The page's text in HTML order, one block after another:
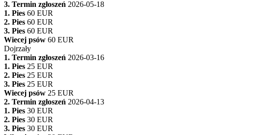
3. Termin zgłoszeń 2026-05-18
1. Pies 60 EUR
2. Pies 60 EUR
3. Pies 60 EUR
Wiecej psów 60 EUR
Dojrzały
1. Termin zgłoszeń 2026-03-16
1. Pies 25 EUR
2. Pies 25 EUR
3. Pies 25 EUR
Wiecej psów 25 EUR
2. Termin zgłoszeń 2026-04-13
1. Pies 30 EUR
2. Pies 30 EUR
3. Pies 30 EUR